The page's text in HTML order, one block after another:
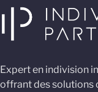
Expert en indivision
offrant des solutions